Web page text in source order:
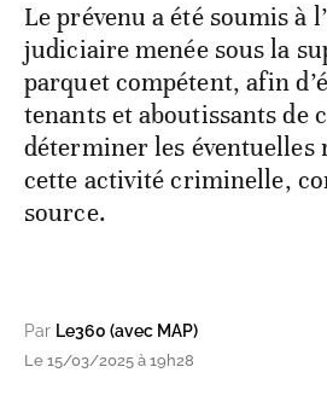
Le prévenu a été soumis à
judiciaire menée sous la
parquet compétent, afin
tenants et aboutissants de
déterminer les
cette activité criminelle,
source.
Par Le360 (avec MAP)
Le 15/03/2025 à 19h28